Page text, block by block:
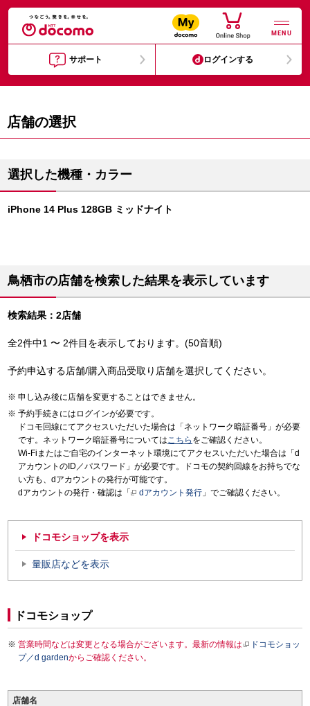
MENU
サポート ログインする
店舗の選択
選択した機種・カラー
iPhone 14 Plus 128GB ミッドナイト
鳥栖市の店舗を検索した結果を表示しています
検索結果：2店舗
全2件中1 〜 2件目を表示しております。(50音順)
予約申込する店舗/購入商品受取り店舗を選択してください。
申し込み後に店舗を変更することはできません。
予約手続きにはログインが必要です。
ドコモ回線にてアクセスいただいた場合は「ネットワーク暗証番号」が必要
です。ネットワーク暗証番号についてはこちら をご確認ください。
Wi-Fiまたはご自宅のインターネット環境にてアクセスいただいた場合は「d
アカウントのID／パスワード」が必要です。ドコモの契約回線をお持ちでな
い方も、dアカウントの発行が可能です。
dアカウントの発行・確認は「
dアカウント発行 」でご確認ください。
ドコモショップを表示
量販店などを表示
ドコモショップ
営業時間などは変更となる場合がございます。最新の情報は
ドコモショッ
プ／d gardenからご確認ください。
店舗名